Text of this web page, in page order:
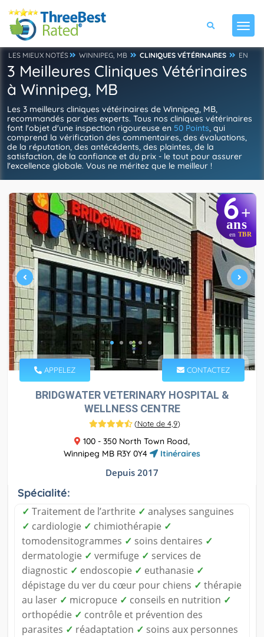
LES MIEUX NOTÉS WINNIPEG, MB CLINIQUES VÉTÉRINAIRES EN
3 Meilleures Cliniques Vétérinaires
à Winnipeg, MB
Les 3 meilleurs cliniques vétérinaires de Winnipeg, MB,
recommandés par des experts. Tous nos cliniques vétérinaires
font l'objet d'une inspection rigoureuse en 50 Points, qui
comprend la vérification des commentaires, des évaluations,
de la réputation, des antécédents, des plaintes, de la
satisfaction, de la confiance et du prix - le tout pour assurer
l'excellence globale. Vous ne méritez que le meilleur !
6+
ans
en TBR
APPELEZ CONTACTEZ
BRIDGWATER VETERINARY HOSPITAL &
WELLNESS CENTRE
(Note de 4,9)
100 - 350 North Town Road,
Winnipeg MB R3Y 0Y4
Itinéraires
Depuis 2017
Spécialité:
✓ Traitement de l’arthrite ✓ analyses sanguines
✓ cardiologie ✓ chimiothérapie ✓
tomodensitogrammes ✓ soins dentaires ✓
dermatologie ✓ vermifuge ✓ services de
diagnostic ✓ endoscopie ✓ euthanasie ✓
dépistage du ver du cœur pour chiens ✓ thérapie
au laser ✓ micropuce ✓ conseils en nutrition ✓
orthopédie ✓ contrôle et prévention des
parasites ✓ réadaptation ✓ soins aux personnes